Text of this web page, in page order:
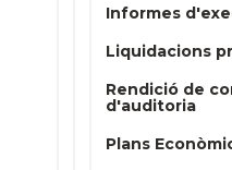
Informes
Liquidacions
Rendició de
d'auditoria
Plans